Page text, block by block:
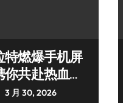
特燃爆手机屏
共赴热血枪
3 月 30, 2026